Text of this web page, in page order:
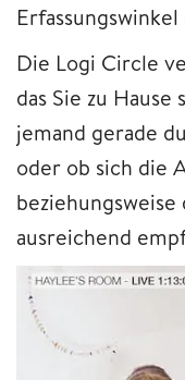
Die Logi Circle
das Sie zu
jemand gerade
oder ob sich die
beziehungsweise
ausreichend